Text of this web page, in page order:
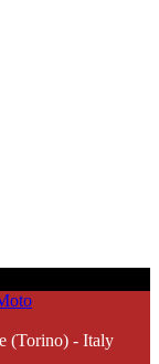
(Torino) - Italy